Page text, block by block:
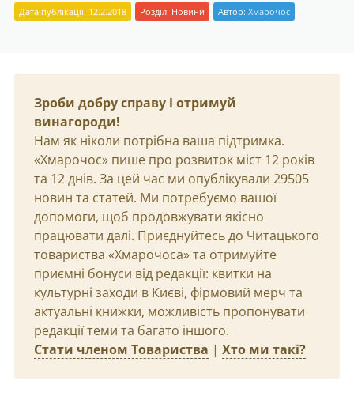
Дата публікації: 12.2.2018 Розділ: Новини Автор: Хмарочос
Зроби добру справу і отримуй
винагороди!
Нам як ніколи потрібна ваша підтримка.
«Хмарочос» пише про розвиток міст 12 років
та 12 днів. За цей час ми опублікували 29505
новин та статей. Ми потребуємо вашої
допомоги, щоб продовжувати якісно
працювати далі. Приєднуйтесь до Читацького
товариства «Хмарочоса» та отримуйте
приємні бонуси від редакції: квитки на
культурні заходи в Києві, фірмовий мерч та
актуальні книжки, можливість пропонувати
редакції теми та багато іншого.
Стати членом Товариства | Хто ми такі?